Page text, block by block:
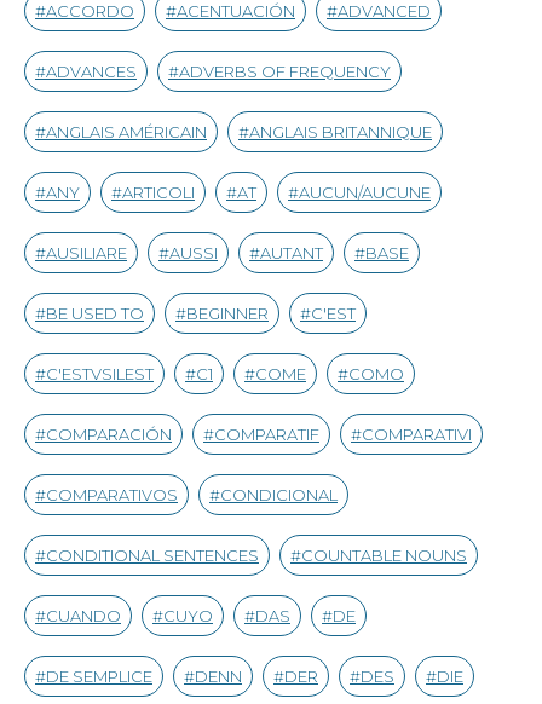
ACCORDO ACENTUACIÓN ADVANCED
ADVANCES ADVERBS OF FREQUENCY
ANGLAIS AMÉRICAIN ANGLAIS BRITANNIQUE
ANY ARTICOLI AT AUCUN/AUCUNE
AUSILIARE AUSSI AUTANT BASE
BE USED TO BEGINNER C'EST
C'ESTVSILEST C1 COME COMO
COMPARACIÓN COMPARATIF COMPARATIVI
COMPARATIVOS CONDICIONAL
CONDITIONAL SENTENCES COUNTABLE NOUNS
CUANDO CUYO DAS DE
DE SEMPLICE DENN DER DES DIE